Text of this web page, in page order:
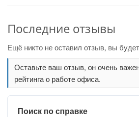
Последние отзывы
Ещё никто не оставил отзыв, вы
Оставьте ваш отзыв, он очень
рейтинга о работе офиса.
Поиск по справке